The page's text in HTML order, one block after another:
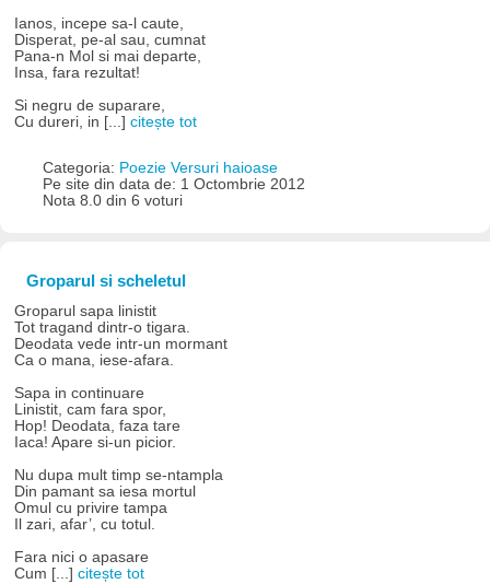
Ianos, incepe sa-l caute,
Disperat, pe-al sau, cumnat
Pana-n Mol si mai departe,
Insa, fara rezultat!
Si negru de suparare,
Cu dureri, in [...]citește tot
Categoria: Poezie Versuri haioase
Pe site din data de: 1 Octombrie 2012
Nota 8.0 din 6 voturi
Groparul si scheletul
Groparul sapa linistit
Tot tragand dintr-o tigara.
Deodata vede intr-un mormant
Ca o mana, iese-afara.
Sapa in continuare
Linistit, cam fara spor,
Hop! Deodata, faza tare
Iaca! Apare si-un picior.
Nu dupa mult timp se-ntampla
Din pamant sa iesa mortul
Omul cu privire tampa
Il zari, afar’, cu totul.
Fara nici o apasare
Cum [...]citește tot